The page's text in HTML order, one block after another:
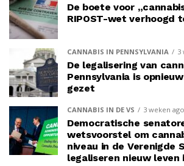
De boete voor
RIPOST-wet verhoogd
CANNABIS IN PENNSYLVANIA 3
De legalisering van
Pennsylvania is
gezet
CANNABIS IN DE VS 3 weken ago
Democratische
wetsvoorstel om
niveau in de Verenigde
legaliseren nieuw leven